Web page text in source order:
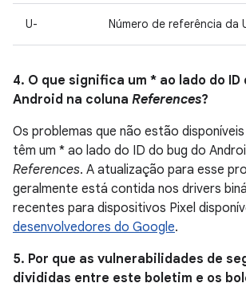
U- Número de referência da
4. O que significa um * ao lado do ID
Android na coluna References?
Os problemas que não estão
têm um * ao lado do ID do bug do
References. A atualização para esse
geralmente está contida nos drivers
recentes para dispositivos Pixel
desenvolvedores do Google.
5. Por que as vulnerabilidades de
divididas entre este boletim e os